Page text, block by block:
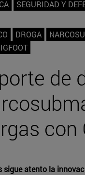
SEGURIDAD Y
DROGA
de
con
sigue atento la